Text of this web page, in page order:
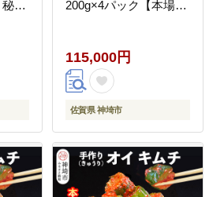
伝
200g×4パック【本場の
漬物 ピリ辛】
(H104129)
115,000円
佐賀県 神埼市